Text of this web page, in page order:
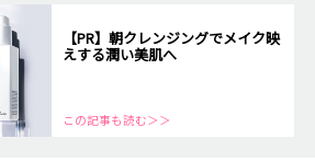
【PR】朝クレンジングでメイク映
えする潤い美肌へ
この記事も読む＞＞